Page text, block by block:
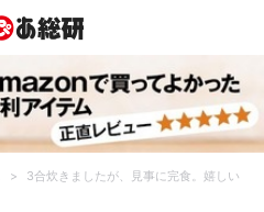
>
3合炊きましたが、見事に完食。嬉しい